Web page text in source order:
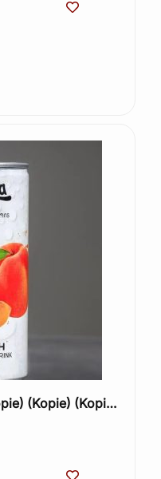
(Kopie) (Kopie)